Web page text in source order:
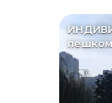
пешком